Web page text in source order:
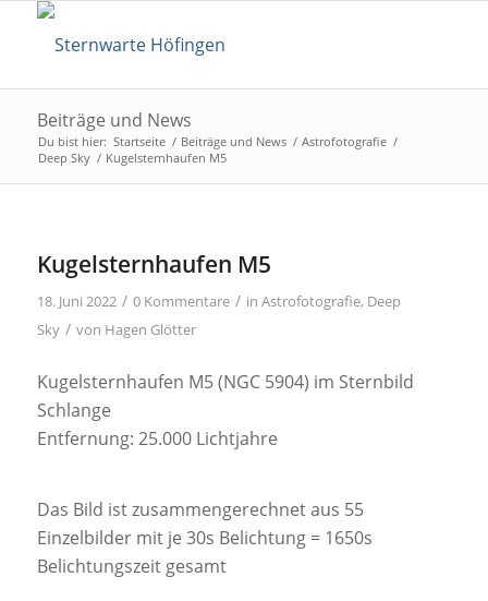
Beiträge und News
Du bist hier: Startseite / Beiträge und News / Astrofotografie /
Deep Sky / Kugelsternhaufen M5
Kugelsternhaufen M5
18. Juni 2022 / 0 Kommentare / in Astrofotografie, Deep
Sky / von Hagen Glötter
Kugelsternhaufen M5 (NGC 5904) im Sternbild
Schlange
Entfernung: 25.000 Lichtjahre
Das Bild ist zusammengerechnet aus 55
Einzelbilder mit je 30s Belichtung = 1650s
Belichtungszeit gesamt